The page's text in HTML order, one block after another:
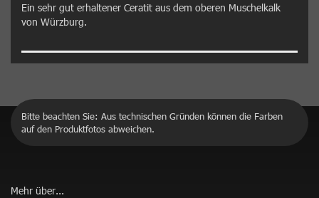
Ein sehr gut erhaltener Ceratit aus dem oberen Muschelkalk
von Würzburg.
Bitte beachten Sie: Aus technischen Gründen können die Farben
auf den Produktfotos abweichen.
Mehr über...